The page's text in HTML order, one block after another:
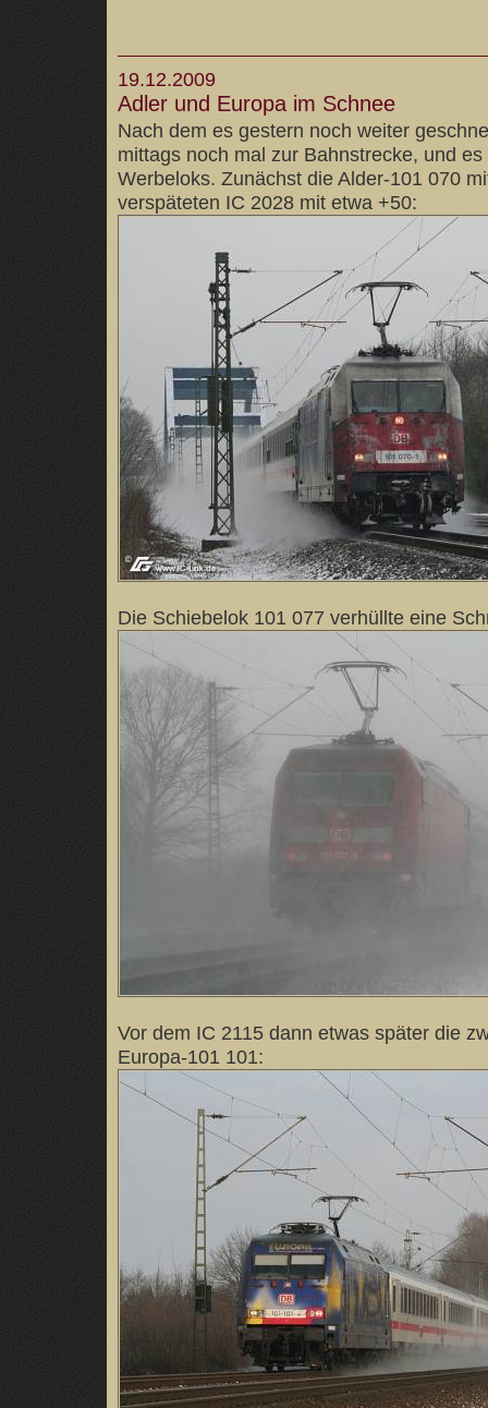
19.12.2009
Adler und Europa im Schnee
Nach dem es gestern noch weiter
mittags noch mal zur Bahnstrecke, und
Werbeloks. Zunächst die Alder-101 070
verspäteten IC 2028 mit etwa +50:
Die Schiebelok 101 077 verhüllte eine
Vor dem IC 2115 dann etwas später die
Europa-101 101: